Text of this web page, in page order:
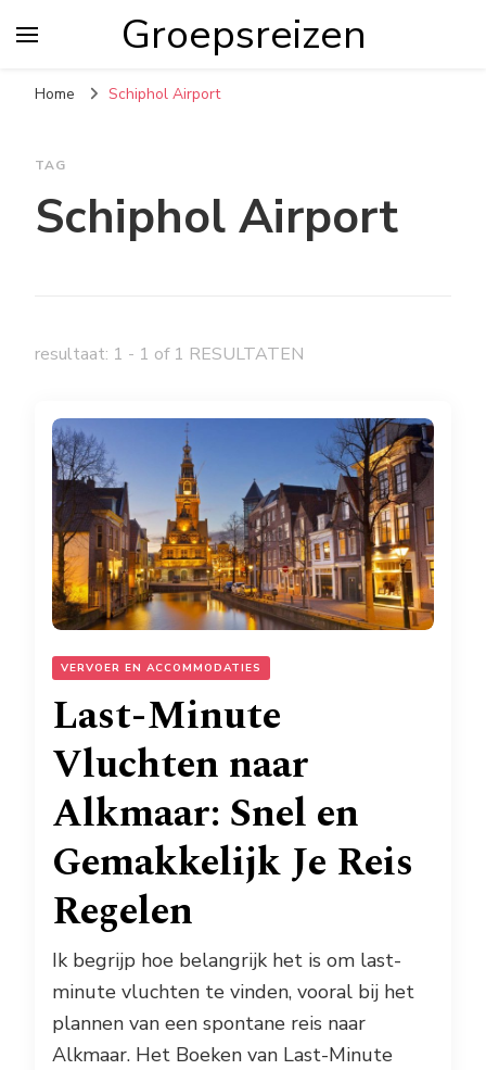
Groepsreizen
Home Schiphol Airport
TAG
Schiphol Airport
resultaat: 1 - 1 of 1 RESULTATEN
VERVOER EN ACCOMMODATIES
Last-Minute
Vluchten naar
Alkmaar: Snel en
Gemakkelijk Je Reis
Regelen
Ik begrijp hoe belangrijk het is om last-
minute vluchten te vinden, vooral bij het
plannen van een spontane reis naar
Alkmaar. Het Boeken van Last-Minute